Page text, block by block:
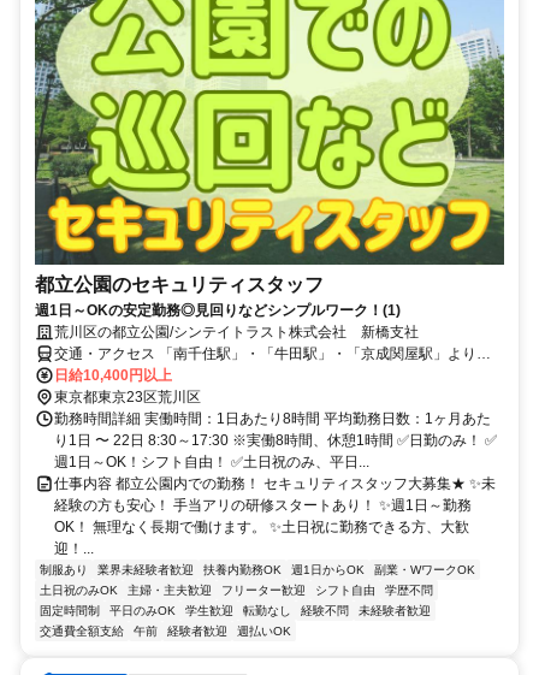
都立公園のセキュリティスタッフ
週1日～OKの安定勤務◎見回りなどシンプルワーク！(1)
荒川区の都立公園/シンテイトラスト株式会社 新橋支社
交通・アクセス 「南千住駅」・「牛田駅」・「京成関屋駅」より徒
歩12分
日給10,400円以上
東京都東京23区荒川区
勤務時間詳細 実働時間：1日あたり8時間 平均勤務日数：1ヶ月あた
り1日 〜 22日 8:30～17:30 ※実働8時間、休憩1時間 ✅日勤のみ！ ✅
週1日～OK！シフト自由！ ✅土日祝のみ、平日...
仕事内容 都立公園内での勤務！ セキュリティスタッフ大募集★ ✨未
経験の方も安心！ 手当アリの研修スタートあり！ ✨週1日～勤務
OK！ 無理なく長期で働けます。 ✨土日祝に勤務できる方、大歓
迎！...
制服あり 業界未経験者歓迎 扶養内勤務OK 週1日からOK
副業・WワークOK
土日祝のみOK
主婦・主夫歓迎 フリーター歓迎 シフト自由
学歴不問
固定時間制
平日のみOK 学生歓迎 転勤なし 経験不問
未経験者歓迎
交通費全額支給
午前 経験者歓迎 週払いOK